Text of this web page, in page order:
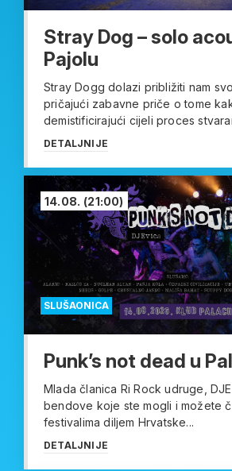
Stray Dog – solo
Pajolu
Stray Dogg dolazi približiti nam
pričajući zabavne priče o tome
demistificirajući cijeli proces
DETALJNIJE
SLUŠAONICA
14.08. (21:00)
Punk’s not dead u
Mlada članica Ri Rock udruge,
bendove koje ste mogli i možete
festivalima diljem Hrvatske...
DETALJNIJE